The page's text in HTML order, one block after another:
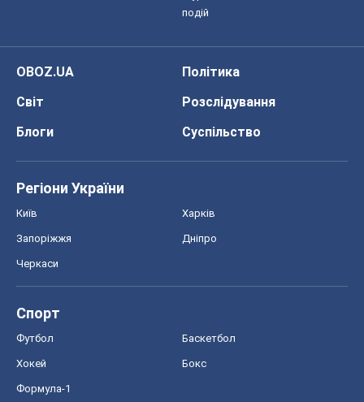
подій
OBOZ.UA
Політика
Світ
Розслідування
Блоги
Суспільство
Регіони України
Київ Харків
Запоріжжя Дніпро
Черкаси
Спорт
Футбол Баскетбол
Хокей Бокс
Формула-1